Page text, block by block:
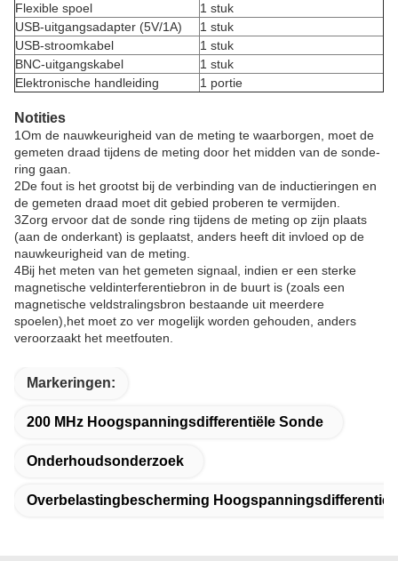
Flexible spoel
1 stuk
USB-uitgangsadapter (5V/1A)
1 stuk
USB-stroomkabel
1 stuk
BNC-uitgangskabel
1 stuk
Elektronische handleiding
1 portie
Notities
1Om de nauwkeurigheid van de meting te waarborgen, moet de
gemeten draad tijdens de meting door het midden van de sonde-
ring gaan.
2De fout is het grootst bij de verbinding van de inductieringen en
de gemeten draad moet dit gebied proberen te vermijden.
3Zorg ervoor dat de sonde ring tijdens de meting op zijn plaats
(aan de onderkant) is geplaatst, anders heeft dit invloed op de
nauwkeurigheid van de meting.
4Bij het meten van het gemeten signaal, indien er een sterke
magnetische veldinterferentiebron in de buurt is (zoals een
magnetische veldstralingsbron bestaande uit meerdere
spoelen),het moet zo ver mogelijk worden gehouden, anders
veroorzaakt het meetfouten.
Markeringen:
200 MHz Hoogspanningsdifferentiële Sonde
Onderhoudsonderzoek
Overbelastingbescherming